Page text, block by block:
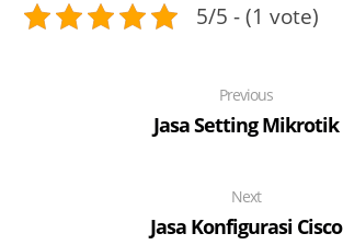
5/5 - (1 vote)
Previous
Jasa Setting Mikrotik
Next
Jasa Konfigurasi Cisco